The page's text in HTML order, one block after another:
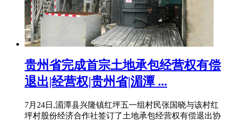
贵州省完成首宗土地承包经营权有偿
退出|经营权|贵州省|湄潭 ...
7月24日,湄潭县兴隆镇红坪五一组村民张国晓与该村红
坪村股份经济合作社签订了土地承包经营权有偿退出协